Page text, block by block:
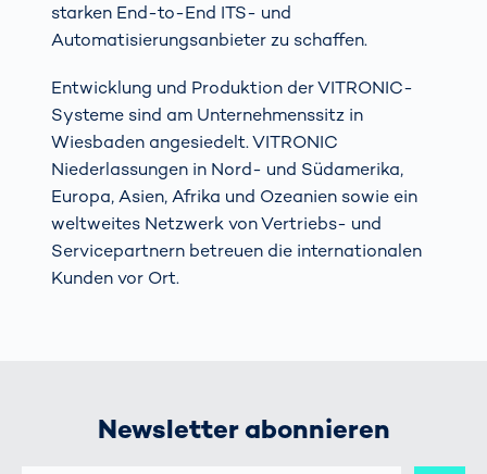
starken End-to-End ITS- und
Automatisierungsanbieter zu schaffen.
Entwicklung und Produktion der VITRONIC-
Systeme sind am Unternehmenssitz in
Wiesbaden angesiedelt. VITRONIC
Niederlassungen in Nord- und Südamerika,
Europa, Asien, Afrika und Ozeanien sowie ein
weltweites Netzwerk von Vertriebs- und
Servicepartnern betreuen die internationalen
Kunden vor Ort.
Newsletter abonnieren